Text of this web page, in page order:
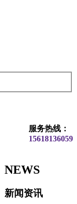
服务热线：
15618136059
NEWS
新闻资讯